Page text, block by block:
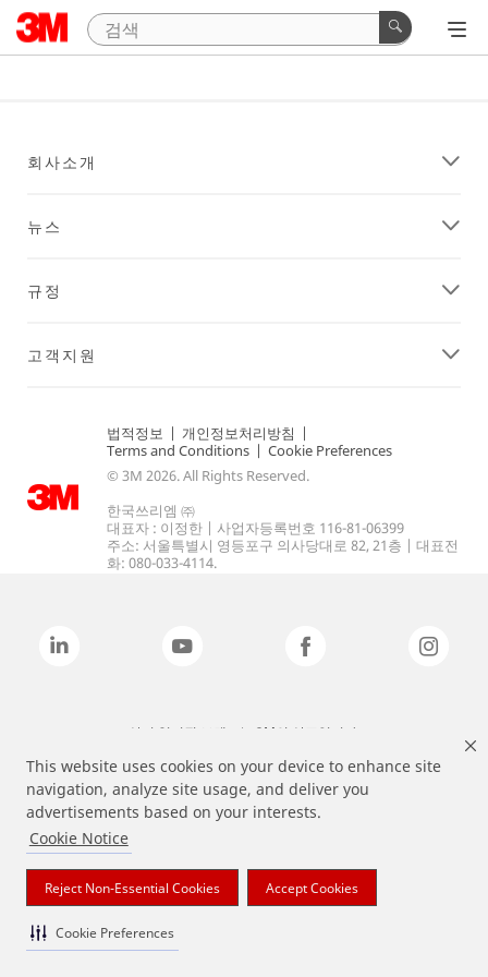
This website uses cookies on your device to enhance site
navigation, analyze site usage, and deliver you
advertisements based on your interests.
Cookie Notice
Reject Non-Essential Cookies Accept Cookies
Cookie Preferences
회사소개
뉴스
규정
고객지원
법적정보 | 개인정보처리방침 |
Terms and Conditions | Cookie Preferences
© 3M 2026. All Rights Reserved.
한국쓰리엠 ㈜
대표자 : 이정한 | 사업자등록번호 116-81-06399
주소: 서울특별시 영등포구 의사당대로 82, 21층 | 대표전
화: 080-033-4114.
상기 열거된 브랜드는 3M의 상표입니다.